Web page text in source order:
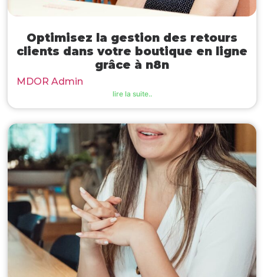
Optimisez la gestion des retours
clients dans votre boutique en ligne
grâce à n8n
MDOR Admin
lire la suite..